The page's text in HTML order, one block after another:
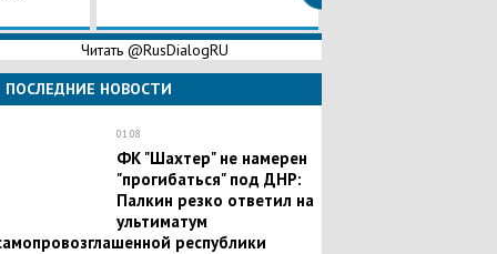
Читать @RusDialogRU
ПОСЛЕДНИЕ НОВОСТИ
01:08
ФК "Шахтер" не намерен
"прогибаться" под ДНР:
Палкин резко ответил на
ультиматум
республики